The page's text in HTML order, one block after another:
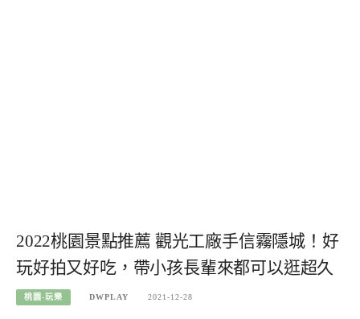
2022桃園景點推薦 觀光工廠手信霧隱城！好
玩好拍又好吃，帶小孩長輩來都可以逛超久
桃園-玩樂 DWPLAY 2021-12-28